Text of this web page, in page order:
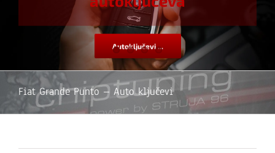
Autoključevi ...
Fiat Grande Punto – Auto ključevi